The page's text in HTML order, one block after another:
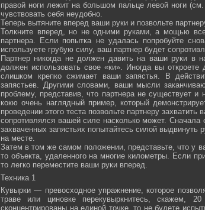
правой ноги лежит на большом пальце левой ноги
чувствовать себя неудобно.
Теперь вытяните вперед ваши руки и позвольте
Толкните вперед, но не одними руками, а мощью
партнера. Если попытка не удалась попробуйте
используете грубую силу, ваш партнер будет
Партнер никогда не должен давить на ваши руки в
должен использовать свое «ки». Иногда вы
слишком крепко сжимает ваши запястья. В
запястьев. Другими словами, ваши мысли
проблему, представив, что партнера не существует и
кокю очень наглядный пример, который
проведении этого теста позвольте партнеру
сопротивлялся вашей силе насколько может. Сначала
захваченных запястьях попытайтесь силой
на месте.
Затем в том же самом положении, представьте, что у
то объекта, удаленного на многие километры. Если
то легко переместите ваши руки вперед.
Техника 1
Кувырки — превосходное упражнение, которое
траве или циновке перекувыркнитесь, скажем,
сконцентрированы на единой точке, то не будете